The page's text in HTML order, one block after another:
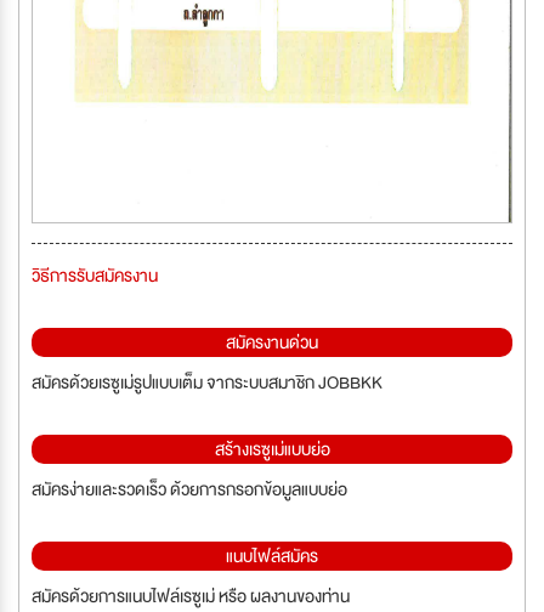
วิธีการรับสมัครงาน
สมัครงานด่วน
สมัครด้วยเรซูเม่รูปแบบเต็ม จากระบบสมาชิก JOBBKK
สร้างเรซูเม่แบบย่อ
สมัครง่ายและรวดเร็ว ด้วยการกรอกข้อมูลแบบย่อ
แนบไฟล์สมัคร
สมัครด้วยการแนบไฟล์เรซูเม่ หรือ ผลงานของท่าน